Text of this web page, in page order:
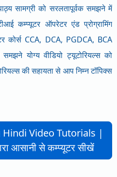
सामग्री को सरलतापूर्वक समझने में
कम्प्यूटर ऑपरेटर एंड प्रोग्रामिंग
कोर्स CCA, DCA, PGDCA, BCA
योग्य वीडियो ट्यूटोरियल्स को
की सहायता से आप निम्न टॉपिक्स
Video Tutorials |
आसानी से कम्प्यूटर सीखें